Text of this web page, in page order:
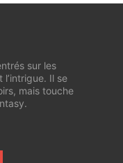
sur les
l’intrigue. Il se
mais touche